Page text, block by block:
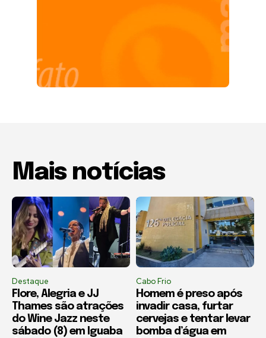
Mais notícias
Destaque
Flore, Alegria e JJ
Thames são atrações
do Wine Jazz neste
sábado (8) em Iguaba
Cabo Frio
Homem é preso após
invadir casa, furtar
cervejas e tentar levar
bomba d’água em